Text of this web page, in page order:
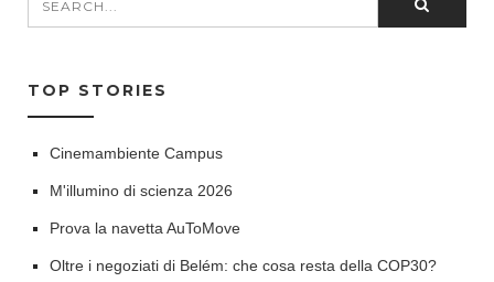
SEARCH FORM
TOP STORIES
Cinemambiente Campus
M'illumino di scienza 2026
Prova la navetta AuToMove
Oltre i negoziati di Belém: che cosa resta della COP30?